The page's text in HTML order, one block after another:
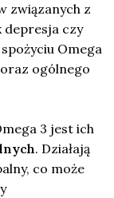
związanych z
depresja czy
Omega
ogólnego
3 jest ich
. Działają
co może